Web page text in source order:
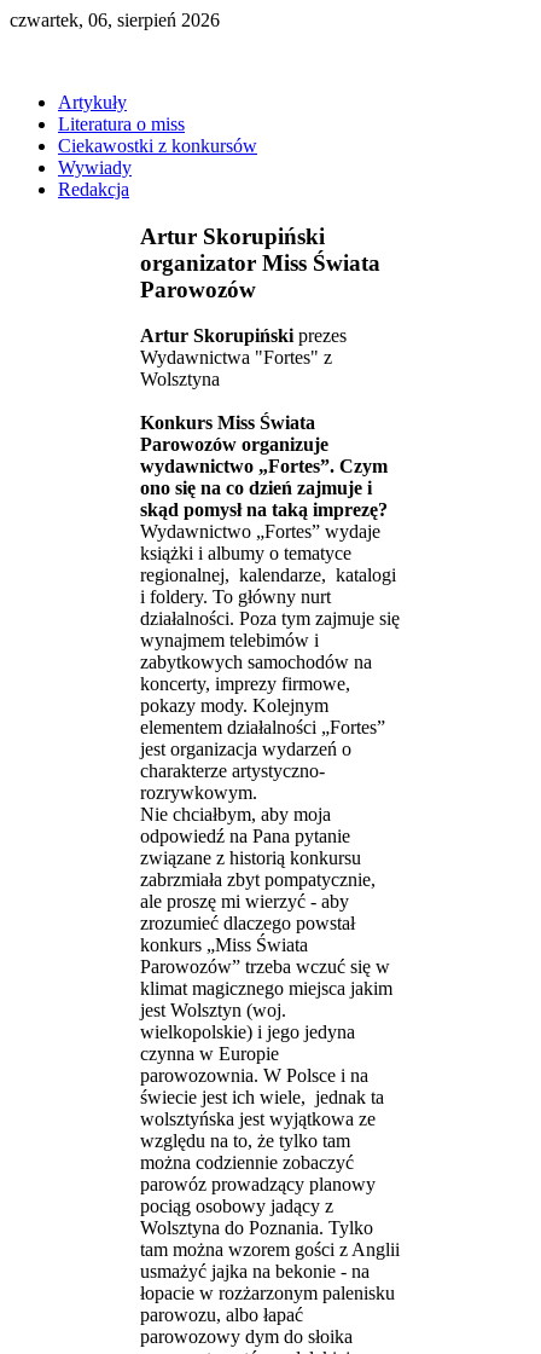
czwartek, 06, sierpień 2026
Artykuły
Literatura o miss
Ciekawostki z konkursów
Wywiady
Redakcja
Artur Skorupiński
organizator Miss Świata
Parowozów
Artur Skorupińskiprezes
Wydawnictwa "Fortes" z
Wolsztyna
Konkurs Miss Świata
Parowozów organizuje
wydawnictwo „Fortes”. Czym
ono się na co dzień zajmuje i
skąd pomysł na taką imprezę?
Wydawnictwo „Fortes” wydaje
książki i albumy o tematyce
regionalnej, kalendarze, katalogi
i foldery. To główny nurt
działalności. Poza tym zajmuje się
wynajmem telebimów i
zabytkowych samochodów na
koncerty, imprezy firmowe,
pokazy mody. Kolejnym
elementem działalności „Fortes”
jest organizacja wydarzeń o
charakterze artystyczno-
rozrywkowym.
Nie chciałbym, aby moja
odpowiedź na Pana pytanie
związane z historią konkursu
zabrzmiała zbyt pompatycznie,
ale proszę mi wierzyć - aby
zrozumieć dlaczego powstał
konkurs „Miss Świata
Parowozów” trzeba wczuć się w
klimat magicznego miejsca jakim
jest Wolsztyn (woj.
wielkopolskie) i jego jedyna
czynna w Europie
parowozownia. W Polsce i na
świecie jest ich wiele, jednak ta
wolsztyńska jest wyjątkowa ze
względu na to, że tylko tam
można codziennie zobaczyć
parowóz prowadzący planowy
pociąg osobowy jadący z
Wolsztyna do Poznania. Tylko
tam można wzorem gości z Anglii
usmażyć jajka na bekonie - na
łopacie w rozżarzonym palenisku
parowozu, albo łapać
parowozowy dym do słoika